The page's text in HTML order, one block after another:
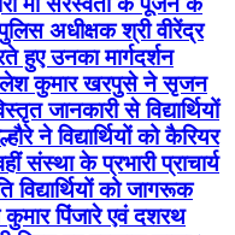
अधीक्षक श्री वीरेंद्र
हुए उनका मार्गदर्शन
कुमार खरपुसे ने सृजन
जानकारी से विद्यार्थियों
ने विद्यार्थियों को कैरियर
संस्था के प्रभारी प्राचार्य
को जागरूक
कुमार पिंजारे एवं दशरथ